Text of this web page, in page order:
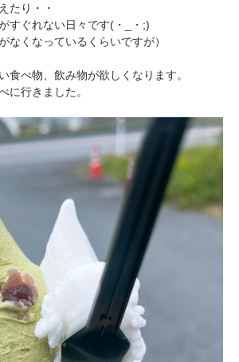
たり・・
すぐれない日々です(・_・;)
なくなっているくらいですが）
食べ物、飲み物が欲しくなります。
に行きました。